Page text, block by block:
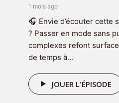
Recevez 7 emails et
gagner confiance en
ci-dessous :
1 mois ago
🎧 Envie d’écouter cette
? Passer en mode sans
complexes refont
de temps à...
JOUER L'ÉPISODE